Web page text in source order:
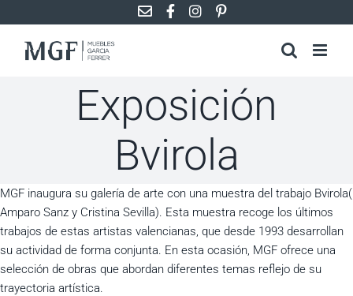
al
contenido
Exposición
Bvirola
MGF inaugura su galería de arte con una muestra del trabajo Bvirola(
Amparo Sanz y Cristina Sevilla). Esta muestra recoge los últimos
trabajos de estas artistas valencianas, que desde 1993 desarrollan
su actividad de forma conjunta. En esta ocasión, MGF ofrece una
selección de obras que abordan diferentes temas reflejo de su
trayectoria artística.